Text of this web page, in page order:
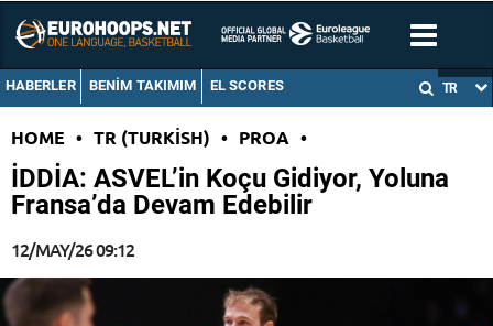
HABERLER BENIM TAKIMIM EL SCORES TR
HOME • TR (TURKISH) • PROA •
İDDİA: ASVEL’in Koçu Gidiyor, Yoluna
Fransa’da Devam Edebilir
12/MAY/26 09:12